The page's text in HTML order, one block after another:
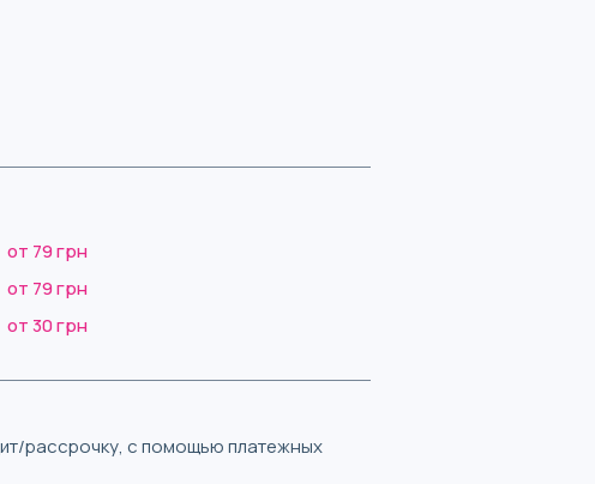
от 79 грн
от 79 грн
от 30 грн
рассрочку, с помощью платежных